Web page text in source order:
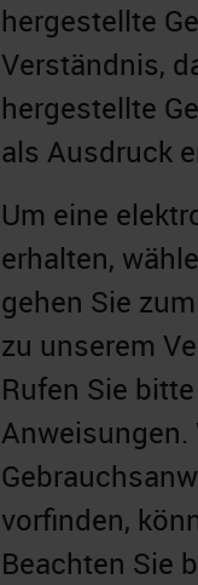
hergestellte
Verständnis,
hergestellte
als Ausdruck
Um eine
erhalten,
gehen Sie
zu unserem
Rufen Sie
Anweisungen.
vorfinden,
Beachten Sie